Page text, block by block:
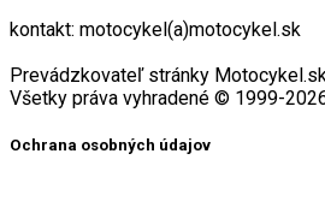
kontakt: motocykel(a)motocykel.sk
Prevádzkovateľ stránky
Všetky práva vyhradené © 1999-
Ochrana osobných údajov